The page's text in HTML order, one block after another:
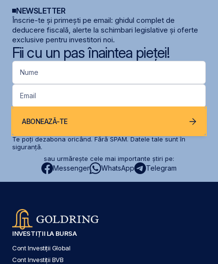
NEWSLETTER
Înscrie-te și primești pe email: ghidul complet de
deducere fiscală, alerte la schimbari legislative și oferte
exclusive pentru investitori noi.
Fii cu un pas înaintea pieței!
Nume
Email
ABONEAZĂ-TE
Te poți dezabona oricând. Fără SPAM. Datele tale sunt în
siguranță.
sau urmărește cele mai importante știri pe:
Messenger WhatsApp Telegram
INVESTIȚII LA BURSA
Cont Investiții Global
Cont Investiții BVB